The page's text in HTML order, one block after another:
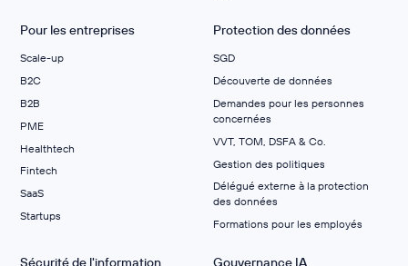
Pour les entreprises
Scale-up
B2C
B2B
PME
Healthtech
Fintech
SaaS
Startups
Protection des données
SGD
Découverte de données
Demandes pour les personnes
concernées
VVT, TOM, DSFA & Co.
Gestion des politiques
Délégué externe à la protection
des données
Formations pour les employés
Sécurité de l'information Gouvernance IA